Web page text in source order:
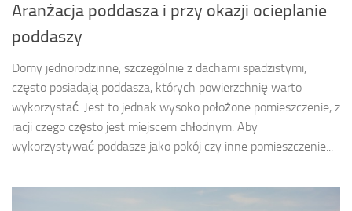
Aranżacja poddasza i przy okazji ocieplanie
poddaszy
Domy jednorodzinne, szczególnie z dachami spadzistymi,
często posiadają poddasza, których powierzchnię warto
wykorzystać. Jest to jednak wysoko położone pomieszczenie, z
racji czego często jest miejscem chłodnym. Aby
wykorzystywać poddasze jako pokój czy inne pomieszczenie...